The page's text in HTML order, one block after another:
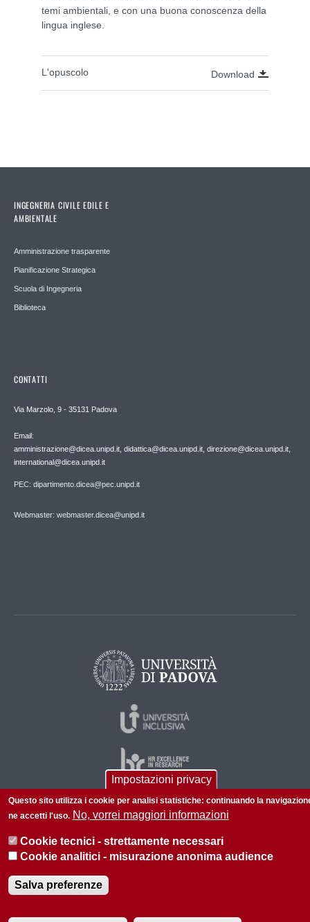
temi ambientali, e con una buona conoscenza della
lingua inglese.
L'opuscolo Download
INGEGNERIA CIVILE EDILE E
AMBIENTALE
Amministrazione trasparente
Pianificazione Strategica
Scuola di Ingegneria
Biblioteca
CONTATTI
Via Marzolo, 9 - 35131 Padova
Email:
amministrazione@dicea.unipd.it, didattica@dicea.unipd.it, direzione@dicea.unipd.it,
international@dicea.unipd.it
PEC: dipartimento.dicea@pec.unipd.it
Webmaster: webmaster.dicea@unipd.it
© 2026 Università di Padova - Tutti i diritti riservati
P.I. 00742430283 C.F. 80006480281
Impostazioni privacy
Questo sito utilizza i cookie per analisi statistiche: continuando la
ne accetti l'uso. No, vorrei maggiori informazioni
Cookie tecnici - strettamente necessari
Cookie analitici - misurazione anonima audience
Salva preferenze